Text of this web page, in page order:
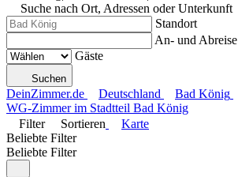
Suche nach Ort, Adressen oder Unterkunft
Standort
An- und Abreise
Gäste
Suchen
DeinZimmer.de Deutschland Bad König
WG-Zimmer im Stadtteil Bad König
Filter
Sortieren
Karte
Beliebte Filter
Beliebte Filter